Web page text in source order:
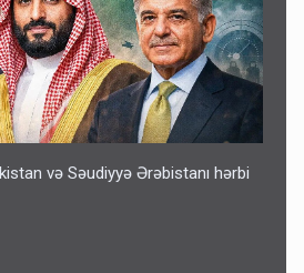
və Səudiyyə Ərəbistanı hərbi